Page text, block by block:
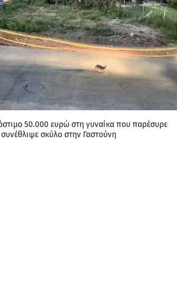
50.000 ευρώ στη γυναίκα που παρέσυρε
συνέθλιψε σκύλο στην Γαστούνη